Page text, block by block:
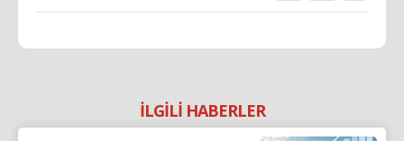
İLGİLİ HABERLER